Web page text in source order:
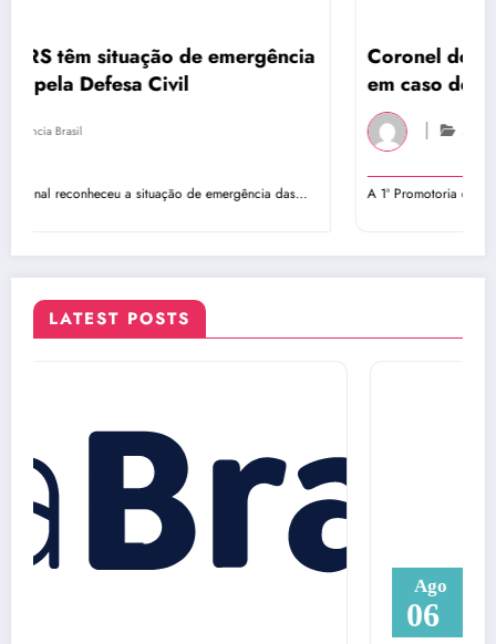
emergência
emergência das…
Coronel do Corpo de Bombeiros
em caso de assédio sexual
A 1ª Promotoria de Justiça junto à Auditoria da
LATEST POSTS